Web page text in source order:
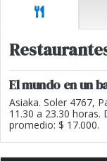
El mundo en un
Asiaka. Soler 4767,
11.30 a 23.30 horas.
promedio: $ 17.000.